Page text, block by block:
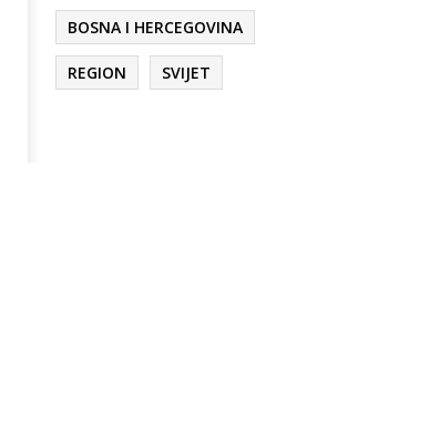
BOSNA I HERCEGOVINA
REGION SVIJET